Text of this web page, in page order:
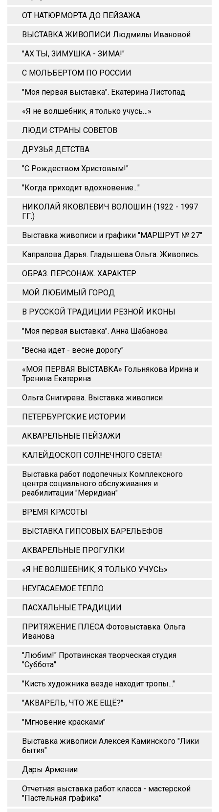
ОТ НАТЮРМОРТА ДО ПЕЙЗАЖА
ВЫСТАВКА ЖИВОПИСИ Людмилы Ивановой
"АХ ТЫ, ЗИМУШКА - ЗИМА!"
С МОЛЬБЕРТОМ ПО РОССИИ
"Моя первая выставка". Екатерина Листопад
«Я не волшебник, я только учусь…»
ЛЮДИ СТРАНЫ СОВЕТОВ
ДРУЗЬЯ ДЕТСТВА
"С Рождеством Христовым!"
"Когда приходит вдохновение..."
НИКОЛАЙ ЯКОВЛЕВИЧ ВОЛОШИН (1922 - 1997
ГГ.)
Выставка живописи и графики "МАРШРУТ № 27"
Капралова Дарья. Гладышева Ольга. Живопись.
ОБРАЗ. ПЕРСОНАЖ. ХАРАКТЕР.
МОЙ ЛЮБИМЫЙ ГОРОД
В РУССКОЙ ТРАДИЦИИ РЕЗНОЙ ИКОНЫ
"Моя первая выставка". Анна Шабанова
"Весна идет - весне дорогу"
«МОЯ ПЕРВАЯ ВЫСТАВКА» Гольнякова Ирина и
Тренина Екатерина
Ольга Снигирева. Выставка живописи
ПЕТЕРБУРГСКИЕ ИСТОРИИ
АКВАРЕЛЬНЫЕ ПЕЙЗАЖИ
КАЛЕЙДОСКОП СОЛНЕЧНОГО СВЕТА!
Выставка работ подопечных Комплексного
центра социального обслуживания и
реабилитации "Меридиан"
ВРЕМЯ КРАСОТЫ
ВЫСТАВКА ГИПСОВЫХ БАРЕЛЬЕФОВ
АКВАРЕЛЬНЫЕ ПРОГУЛКИ
«Я НЕ ВОЛШЕБНИК, Я ТОЛЬКО УЧУСЬ»
НЕУГАСАЕМОЕ ТЕПЛО
ПАСХАЛЬНЫЕ ТРАДИЦИИ
ПРИТЯЖЕНИЕ ПЛЁСА Фотовыставка. Ольга
Иванова
"Любим!" Протвинская творческая студия
"Суббота"
"Кисть художника везде находит тропы..."
"АКВАРЕЛЬ, ЧТО ЖЕ ЕЩЁ?"
"Мгновение красками"
Выставка живописи Алексея Каминского "Лики
бытия"
Дары Армении
Отчетная выставка работ класса - мастерской
"Пастельная графика"